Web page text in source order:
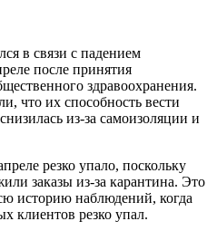
в связи с падением
после принятия
здравоохранения.
что их способность вести
из-за самоизоляции и
резко упало, поскольку
заказы из-за карантина. Это
историю наблюдений, когда
клиентов резко упал.